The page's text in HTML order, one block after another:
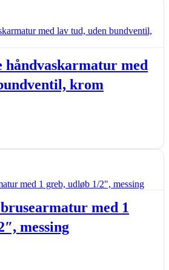
håndvaskarmatur med
krom
med 1
messing